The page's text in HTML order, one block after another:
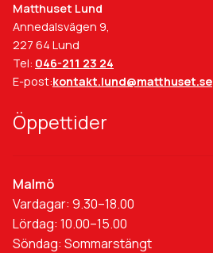
Matthuset Lund
Annedalsvägen 9,
227 64 Lund
Tel: 046-211 23 24
E-post:kontakt.lund@matthuset.se
Öppettider
Malmö
Vardagar: 9.30–18.00
Lördag: 10.00–15.00
Söndag: Sommarstängt